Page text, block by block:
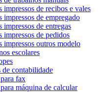
impressos de recibos e vales
impressos de empregado
impressos de entregas
impressos de pedidos
impressos outros modelo
escolares
contabilidade
fax
máquina de calcular